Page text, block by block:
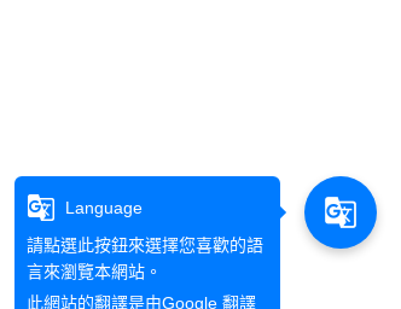
g_translate
Language
請點選此按鈕來選擇您喜歡的語
言來瀏覽本網站。
此網站的翻譯是由Google 翻譯
g_translate